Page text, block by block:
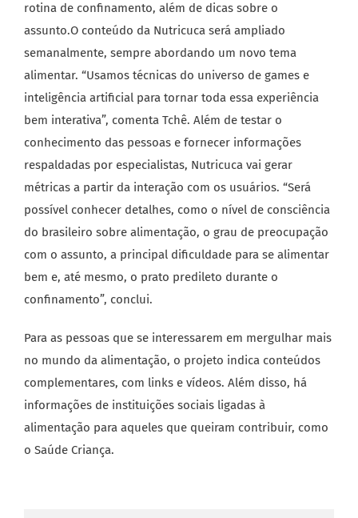
rotina de confinamento, além de dicas sobre o
assunto.O conteúdo da Nutricuca será ampliado
semanalmente, sempre abordando um novo tema
alimentar. “Usamos técnicas do universo de games e
inteligência artificial para tornar toda essa experiência
bem interativa”, comenta Tchê. Além de testar o
conhecimento das pessoas e fornecer informações
respaldadas por especialistas, Nutricuca vai gerar
métricas a partir da interação com os usuários. “Será
possível conhecer detalhes, como o nível de consciência
do brasileiro sobre alimentação, o grau de preocupação
com o assunto, a principal dificuldade para se alimentar
bem e, até mesmo, o prato predileto durante o
confinamento”, conclui.
Para as pessoas que se interessarem em mergulhar mais
no mundo da alimentação, o projeto indica conteúdos
complementares, com links e vídeos. Além disso, há
informações de instituições sociais ligadas à
alimentação para aqueles que queiram contribuir, como
o Saúde Criança.